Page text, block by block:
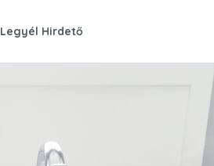
Legyél Hirdető